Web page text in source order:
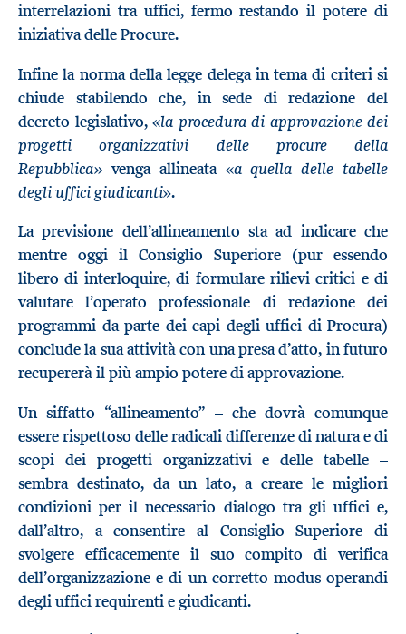
interrelazioni tra uffici, fermo restando il potere di
iniziativa delle Procure.
Infine la norma della legge delega in tema di criteri si
chiude stabilendo che, in sede di redazione del
decreto legislativo, «la procedura di approvazione dei
progetti organizzativi delle procure della
Repubblica» venga allineata «a quella delle tabelle
degli uffici giudicanti».
La previsione dell’allineamento sta ad indicare che
mentre oggi il Consiglio Superiore (pur essendo
libero di interloquire, di formulare rilievi critici e di
valutare l’operato professionale di redazione dei
programmi da parte dei capi degli uffici di Procura)
conclude la sua attività con una presa d’atto, in futuro
recupererà il più ampio potere di approvazione.
Un siffatto “allineamento” – che dovrà comunque
essere rispettoso delle radicali differenze di natura e di
scopi dei progetti organizzativi e delle tabelle –
sembra destinato, da un lato, a creare le migliori
condizioni per il necessario dialogo tra gli uffici e,
dall’altro, a consentire al Consiglio Superiore di
svolgere efficacemente il suo compito di verifica
dell’organizzazione e di un corretto modus operandi
degli uffici requirenti e giudicanti.